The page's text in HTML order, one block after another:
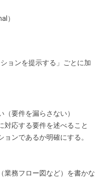
）
ョンを提示する」ごとに加
要件を漏らさない）
対応する要件を述べること
ンであるか明確にする。
業務フロー図など）を書かな